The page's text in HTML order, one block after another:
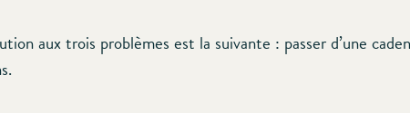
aux trois problèmes est la suivante : passer d’une